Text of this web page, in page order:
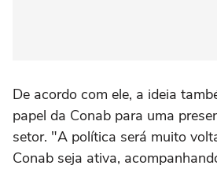
De acordo com ele, a ideia
papel da Conab para uma
setor. "A política será muito
Conab seja ativa,